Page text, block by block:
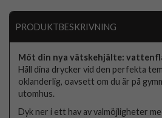
PRODUKTBESKRIVNING
Möt din nya vätskehjälte:
Håll dina drycker vid den perfekta
oklanderlig, oavsett om du är på
utomhus.
Dyk ner i ett hav av valmöjligheter